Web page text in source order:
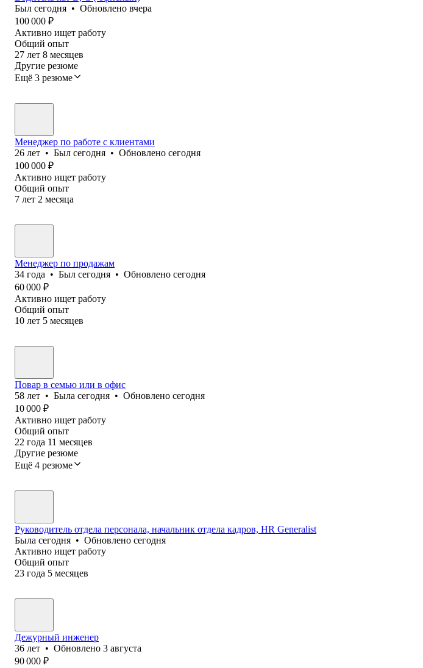
Был сегодня • Обновлено вчера
100 000 ₽
Активно ищет работу
Общий опыт
27 лет 8 месяцев
Другие резюме
Ещё 3 резюме
Менеджер по работе с клиентами
26 лет • Был сегодня • Обновлено сегодня
100 000 ₽
Активно ищет работу
Общий опыт
7 лет 2 месяца
Менеджер по продажам
34 года • Был сегодня • Обновлено сегодня
60 000 ₽
Активно ищет работу
Общий опыт
10 лет 5 месяцев
Повар в семью или в офис
58 лет • Была сегодня • Обновлено сегодня
10 000 ₽
Активно ищет работу
Общий опыт
22 года 11 месяцев
Другие резюме
Ещё 4 резюме
Руководитель отдела персонала, начальник отдела кадров, HR Generalist
Была сегодня • Обновлено сегодня
Активно ищет работу
Общий опыт
23 года 5 месяцев
Дежурный инженер
36 лет • Обновлено 3 августа
90 000 ₽